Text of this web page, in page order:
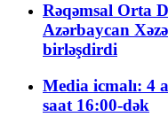
Rəqəmsal Orta
Azərbaycan
birləşdirdi
Media icmalı: 4
saat 16:00-dək